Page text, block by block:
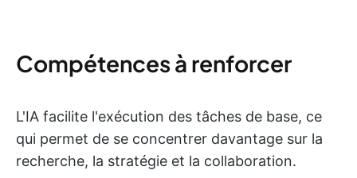
Compétences à renforcer
L'IA facilite l'exécution des tâches de base, ce
qui permet de se concentrer davantage sur la
recherche, la stratégie et la collaboration.